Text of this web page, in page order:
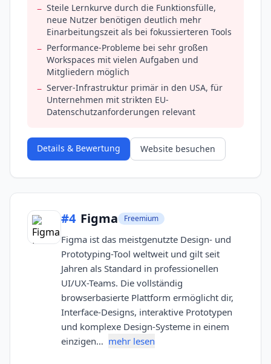
− Steile Lernkurve durch die Funktionsfülle,
neue Nutzer benötigen deutlich mehr
Einarbeitungszeit als bei fokussierteren Tools
− Performance-Probleme bei sehr großen
Workspaces mit vielen Aufgaben und
Mitgliedern möglich
− Server-Infrastruktur primär in den USA, für
Unternehmen mit strikten EU-
Datenschutzanforderungen relevant
Details & Bewertung Website besuchen
#4 Figma Freemium
Figma ist das meistgenutzte Design- und
Prototyping-Tool weltweit und gilt seit
Jahren als Standard in professionellen
UI/UX-Teams. Die vollständig
browserbasierte Plattform ermöglicht dir,
Interface-Designs, interaktive Prototypen
und komplexe Design-Systeme in einem
einzigen… mehr lesen